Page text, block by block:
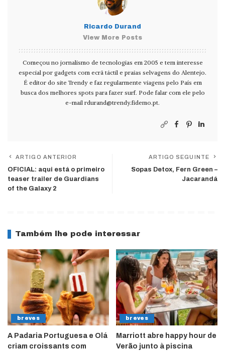
Ricardo Durand
View More Posts
Começou no jornalismo de tecnologias em 2005 e tem interesse
especial por gadgets com ecrã táctil e praias selvagens do Alentejo.
É editor do site Trendy e faz regularmente viagens pelo País em
busca dos melhores spots para fazer surf. Pode falar com ele pelo
e-mail rdurand@trendy.fidemo.pt.
ARTIGO ANTERIOR
OFICIAL: aqui está o primeiro
teaser trailer de Guardians
of the Galaxy 2
ARTIGO SEGUINTE
Sopas Detox, Fern Green –
Jacarandá
Também lhe pode interessar
breves
A Padaria Portuguesa e Olá
criam croissants com
breves
Marriott abre happy hour de
Verão junto à piscina